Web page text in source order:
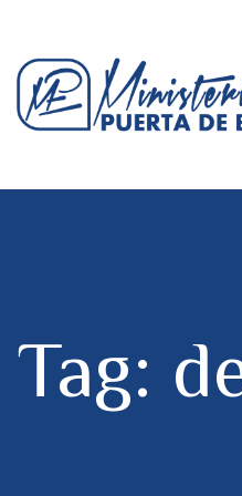
Tag: